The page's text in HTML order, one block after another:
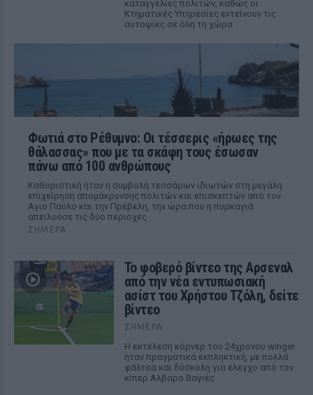
καταγγελίες πολιτών, καθώς οι
Κτηματικές Υπηρεσίες εντείνουν τις
αυτοψίες σε όλη τη χώρα
Φωτιά στο Ρέθυμνο: Οι τέσσερις «ήρωες της
θάλασσας» που με τα σκάφη τους έσωσαν
πάνω από 100 ανθρώπους
Καθοριστική ήταν η συμβολή τεσσάρων ιδιωτών στη μεγάλη
επιχείρηση απομάκρυνσης πολιτών και επισκεπτών από τον
Αγιο Παύλο και την Πρέβελη, την ώρα που η πυρκαγιά
απειλούσε τις δύο περιοχές
ΣΉΜΕΡΑ
Το φοβερό βίντεο της Αρσεναλ
από την νέα εντυπωσιακή
ασίστ του Χρήστου Τζόλη, δείτε
βίντεο
ΣΉΜΕΡΑ
Η εκτέλεση κόρνερ του 24χρονου winger
ήταν πραγματικά εκπληκτική, με πολλά
φάλτσα και δύσκολη για έλεγχο από τον
κίπερ Αλβαρο Βαγιές